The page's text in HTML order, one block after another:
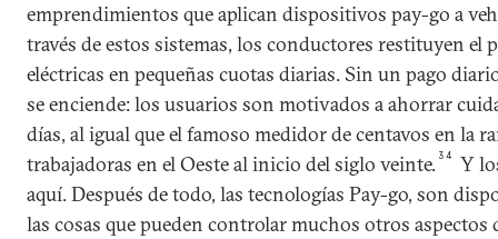
emprendimientos que aplican dispositivos pay-go a
través de estos sistemas, los conductores restituyen el
eléctricas en pequeñas cuotas diarias. Sin un pago
se enciende: los usuarios son motivados a ahorrar
días, al igual que el famoso medidor de centavos en la
trabajadoras en el Oeste al inicio del siglo veinte.34
Y
aquí. Después de todo, las tecnologías Pay-go, son
las cosas que pueden controlar muchos otros